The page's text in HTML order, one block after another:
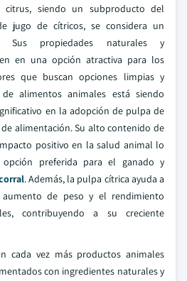
siendo un subproducto del
jugo de cítricos, se considera un
Sus propiedades naturales y
en una opción atractiva para los
que buscan opciones limpias y
alimentos animales está siendo
en la adopción de pulpa de
alimentación. Su alto contenido de
positivo en la salud animal lo
preferida para el ganado y
. Además, la pulpa cítrica ayuda a
de peso y el rendimiento
contribuyendo a su creciente
cada vez más productos animales
con ingredientes naturales y